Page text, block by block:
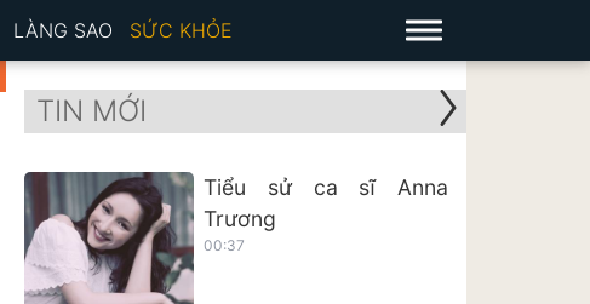
LÀNG SAO SỨC KHỎE
TIN MỚI
Tiểu sử ca sĩ Anna
Trương
00:37